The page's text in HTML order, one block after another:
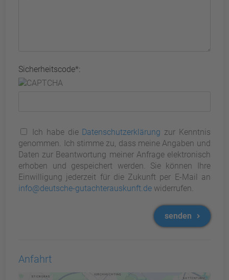
Sicherheitscode*:
Ich habe die Datenschutzerklärung zur Kenntnis
genommen. Ich stimme zu, dass meine Angaben und
Daten zur Beantwortung meiner Anfrage elektronisch
erhoben und gespeichert werden. Sie können Ihre
Einwilligung jederzeit für die Zukunft per E-Mail an
info@deutsche-gutachterauskunft.de widerrufen.
senden
Anfahrt